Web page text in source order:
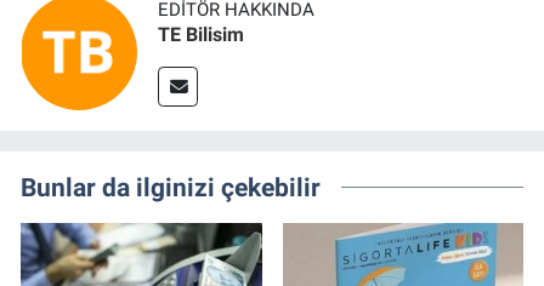
EDITÖR HAKKINDA
TE Bilisim
Bunlar da ilginizi çekebilir